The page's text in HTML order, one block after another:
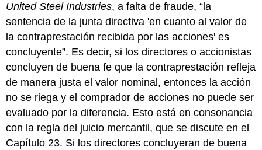
United Steel Industries, a falta de fraude, “la
sentencia de la junta directiva 'en cuanto al valor de
la contraprestación recibida por las acciones' es
concluyente”. Es decir, si los directores o accionistas
concluyen de buena fe que la contraprestación refleja
de manera justa el valor nominal, entonces la acción
no se riega y el comprador de acciones no puede ser
evaluado por la diferencia. Esto está en consonancia
con la regla del juicio mercantil, que se discute en el
Capítulo 23. Si los directores concluyeran de buena